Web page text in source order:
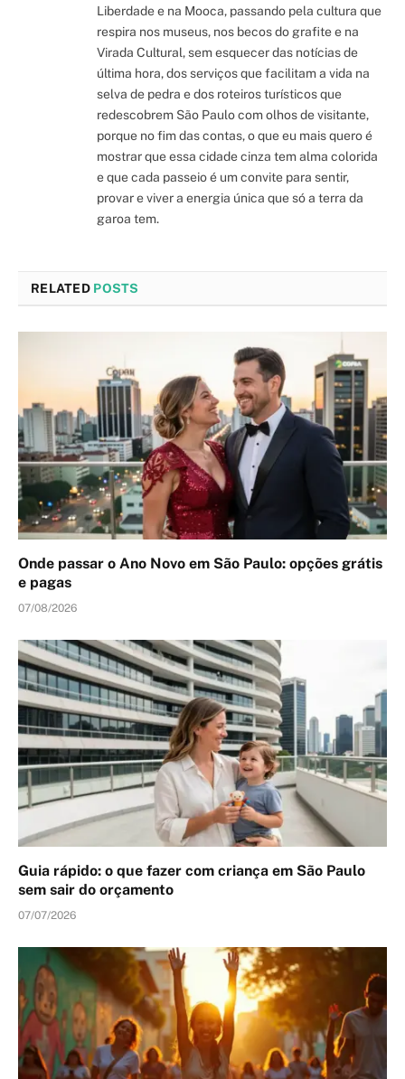
Liberdade e na Mooca, passando pela cultura que
respira nos museus, nos becos do grafite e na
Virada Cultural, sem esquecer das notícias de
última hora, dos serviços que facilitam a vida na
selva de pedra e dos roteiros turísticos que
redescobrem São Paulo com olhos de visitante,
porque no fim das contas, o que eu mais quero é
mostrar que essa cidade cinza tem alma colorida
e que cada passeio é um convite para sentir,
provar e viver a energia única que só a terra da
garoa tem.
RELATED POSTS
Onde passar o Ano Novo em São Paulo: opções grátis
e pagas
07/08/2026
Guia rápido: o que fazer com criança em São Paulo
sem sair do orçamento
07/07/2026